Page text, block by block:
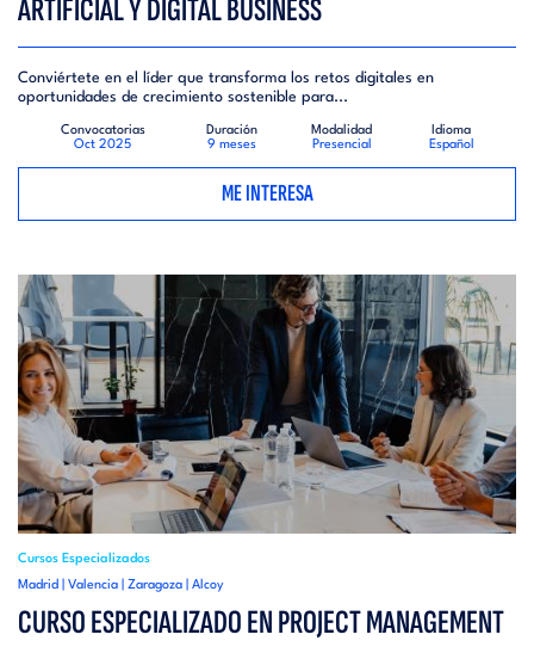
ARTIFICIAL Y DIGITAL BUSINESS
Conviértete en el líder que transforma los retos digitales en
oportunidades de crecimiento sostenible para...
Convocatorias
Oct 2025
Duración
9 meses
Modalidad
Presencial
Idioma
Español
ME INTERESA
Cursos Especializados
Madrid | Valencia | Zaragoza | Alcoy
CURSO ESPECIALIZADO EN PROJECT MANAGEMENT